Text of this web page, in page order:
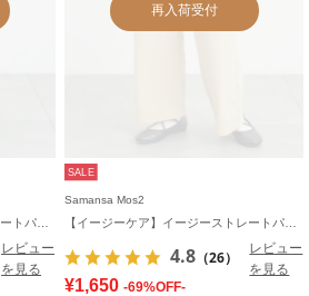
レビュー
を見る
再入荷受付
SALE
Samansa Mos2
4.8 （26）
レビュー
を見る
¥1,650 -69%OFF-